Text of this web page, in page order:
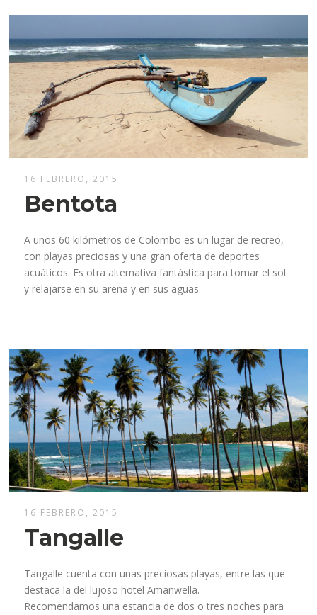
16 FEBRERO, 2015
Bentota
A unos 60 kilómetros de Colombo es un lugar de recreo,
con playas preciosas y una gran oferta de deportes
acuáticos. Es otra alternativa fantástica para tomar el sol
y relajarse en su arena y en sus aguas.
16 FEBRERO, 2015
Tangalle
Tangalle cuenta con unas preciosas playas, entre las que
destaca la del lujoso hotel Amanwella.
Recomendamos una estancia de dos o tres noches para